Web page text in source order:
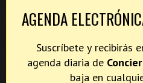
AGENDA
Suscríbete y recibirás
agenda diaria de
baja en